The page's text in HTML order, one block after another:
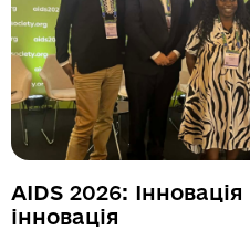
AIDS 2026:
інновація